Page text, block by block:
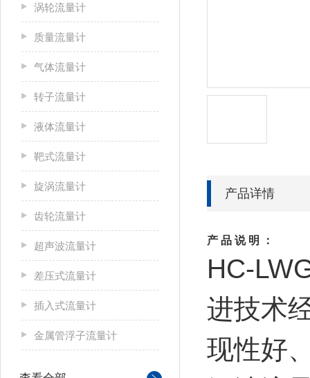
涡轮流量计
质量流量计
气体流量计
转子流量计
液体流量计
靶式流量计
旋涡流量计
齿轮流量计
超声波流量计
差压式流量计
插入式流量计
金属管浮子流量计
产品详情
产 品 说 明 ：
HC-
进技术
现性好